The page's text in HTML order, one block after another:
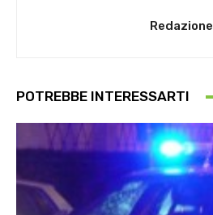
Redazione
POTREBBE INTERESSARTI